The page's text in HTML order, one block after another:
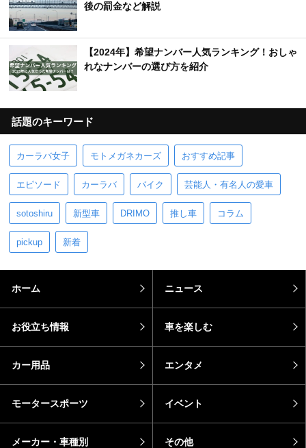
後の罰金など解説
【2024年】希望ナンバー人気ランキング！おしゃ
れなナンバーの選び方を紹介
話題のキーワード
カーラバ女子 モトメガネカーズ おすすめ記事
エピソード カーラバ バイク 芸能人・有名人の愛車
sotoshiru 新型車 DRIMO 推し車 コラム
pickup 新着
ホーム ニュース
お役立ち情報 車を楽しむ
カー用品 エンタメ
モータースポーツ イベント
メーカー・車種別 その他